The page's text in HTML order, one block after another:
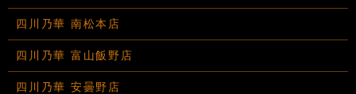
四川乃華 南松本店
四川乃華 富山飯野店
四川乃華 安曇野店